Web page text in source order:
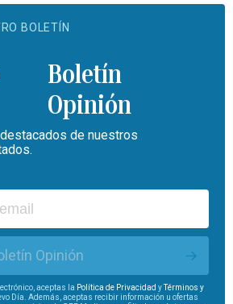
BOLETÍN
Boletín
Opinión
de nuestros
Opinión
aceptas la Política de Privacidad yTérminos y
Día. Además, aceptas recibir información u ofertas